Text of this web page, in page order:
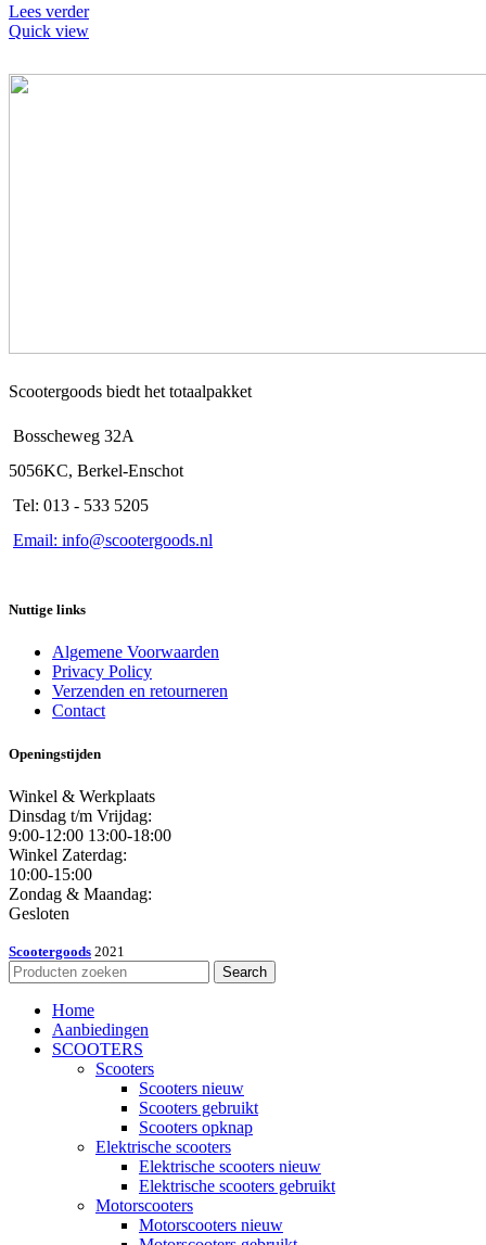
Lees verder
Quick view
Scootergoods biedt het totaalpakket
Bosscheweg 32A
5056KC, Berkel-Enschot
Tel: 013 - 533 5205
Email: info@scootergoods.nl
Nuttige links
Algemene Voorwaarden
Privacy Policy
Verzenden en retourneren
Contact
Openingstijden
Winkel & Werkplaats
Dinsdag t/m Vrijdag:
9:00-12:00 13:00-18:00
Winkel Zaterdag:
10:00-15:00
Zondag & Maandag:
Gesloten
Scootergoods 2021
Search
Home
Aanbiedingen
SCOOTERS
Scooters
Scooters nieuw
Scooters gebruikt
Scooters opknap
Elektrische scooters
Elektrische scooters nieuw
Elektrische scooters gebruikt
Motorscooters
Motorscooters nieuw